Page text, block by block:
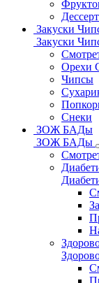
Закуски
Закуски
Орехи
Чипсы
Снеки
ЗОЖ БАДы
ЗОЖ БАДы